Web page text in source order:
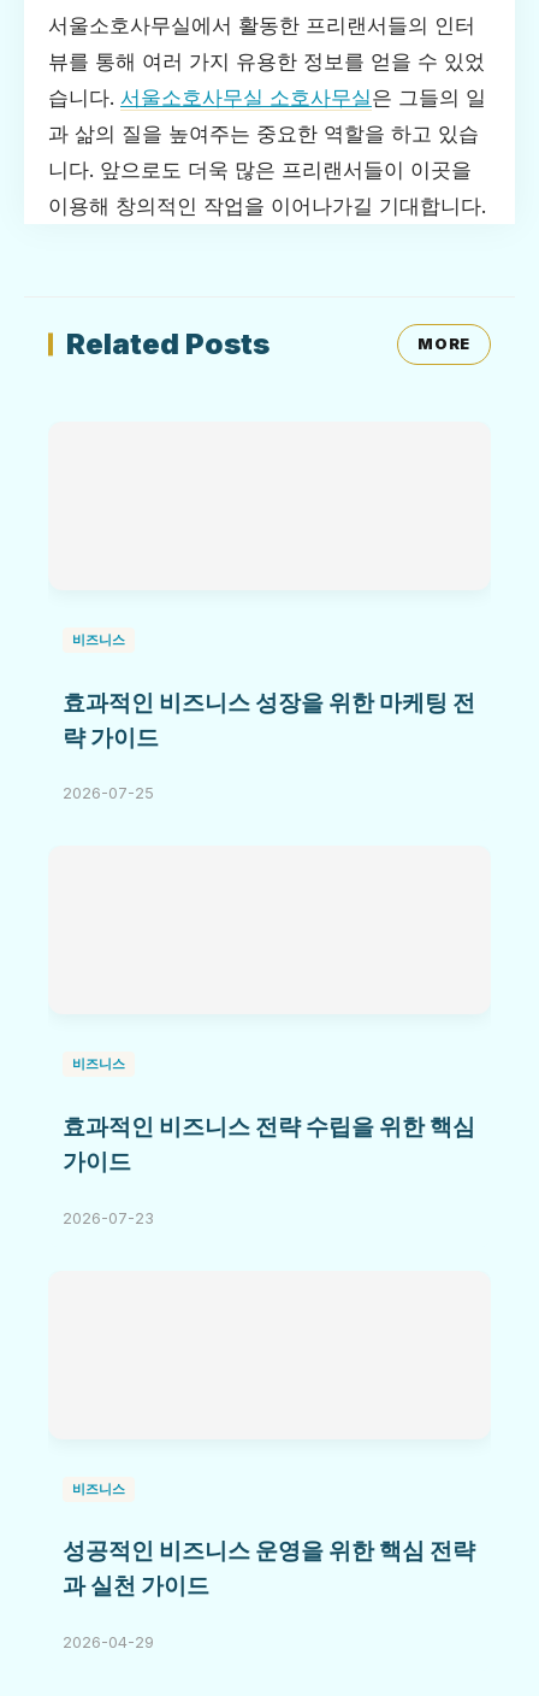
서울소호사무실에서 활동한 프리랜서들의 인터
뷰를 통해 여러 가지 유용한 정보를 얻을 수 있었
습니다. 서울소호사무실 소호사무실은 그들의 일
과 삶의 질을 높여주는 중요한 역할을 하고 있습
니다. 앞으로도 더욱 많은 프리랜서들이 이곳을
이용해 창의적인 작업을 이어나가길 기대합니다.
Related Posts MORE
비즈니스
효과적인 비즈니스 성장을 위한 마케팅 전
략 가이드
2026-07-25
비즈니스
효과적인 비즈니스 전략 수립을 위한 핵심
가이드
2026-07-23
비즈니스
성공적인 비즈니스 운영을 위한 핵심 전략
과 실천 가이드
2026-04-29